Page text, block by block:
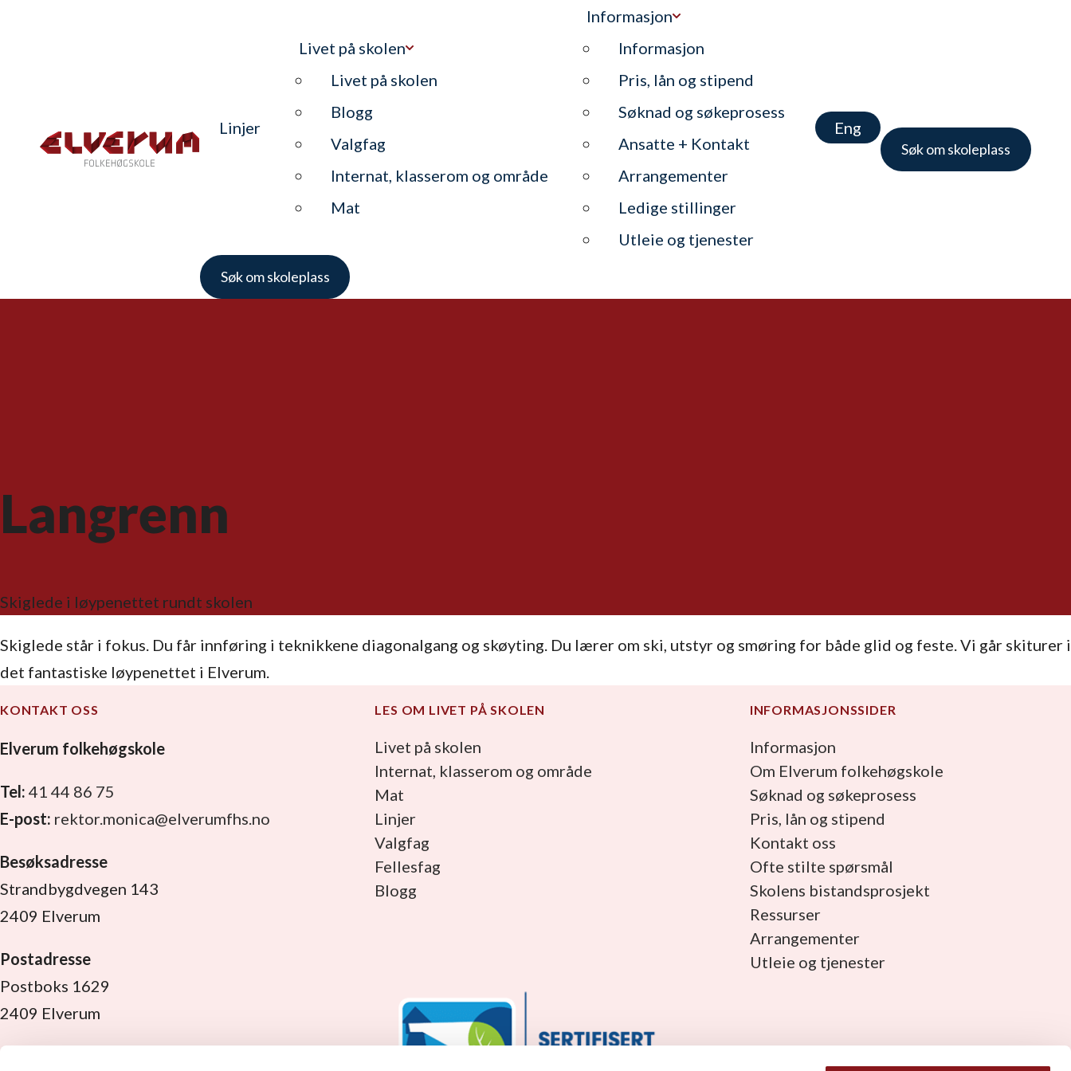
Linjer
Livet på skolen
Livet på skolen
Blogg
Valgfag
Internat, klasserom og område
Mat
Informasjon
Informasjon
Pris, lån og stipend
Søknad og søkeprosess
Ansatte + Kontakt
Arrangementer
Ledige stillinger
Utleie og tjenester
Eng
Søk om skoleplass
Søk om skoleplass
Langrenn
Skiglede i løypenettet rundt skolen
Skiglede står i fokus. Du får innføring i teknikkene diagonalgang og skøyting. Du lærer om ski, utstyr og smøring for både glid og feste. Vi går skiturer i
det fantastiske løypenettet i Elverum.
KONTAKT OSS
Elverum folkehøgskole
Tel: 41 44 86 75
E-post: rektor.monica@elverumfhs.no
Besøksadresse
Strandbygdvegen 143
2409 Elverum
Postadresse
Postboks 1629
2409 Elverum
LES OM LIVET PÅ SKOLEN
Livet på skolen
Internat, klasserom og område
Mat
Linjer
Valgfag
Fellesfag
Blogg
INFORMASJONSSIDER
Informasjon
Om Elverum folkehøgskole
Søknad og søkeprosess
Pris, lån og stipend
Kontakt oss
Ofte stilte spørsmål
Skolens bistandsprosjekt
Ressurser
Arrangementer
Utleie og tjenester